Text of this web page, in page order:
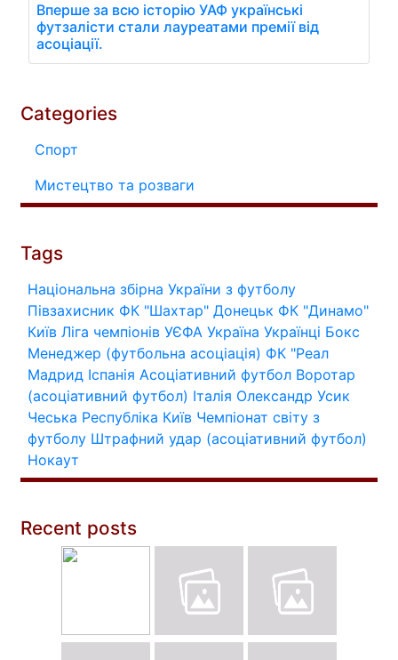
Вперше за всю історію УАФ українські
футзалісти стали лауреатами премії від
асоціації.
Categories
Спорт
Мистецтво та розваги
Tags
Національна збірна України з футболу
Півзахисник ФК "Шахтар" Донецьк ФК "Динамо"
Київ Ліга чемпіонів УЄФА Україна Українці Бокс
Менеджер (футбольна асоціація) ФК "Реал
Мадрид Іспанія Асоціативний футбол Воротар
(асоціативний футбол) Італія Олександр Усик
Чеська Республіка Київ Чемпіонат світу з
футболу Штрафний удар (асоціативний футбол)
Нокаут
Recent posts